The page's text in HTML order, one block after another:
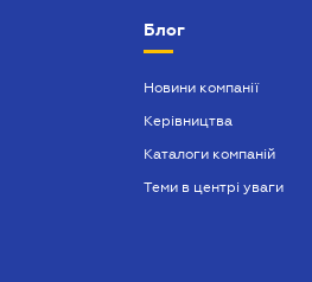
БУХГАЛТЕР ПРОФ
Блог
Новини компанії
Керівництва
Каталоги компаній
Теми в центрі уваги